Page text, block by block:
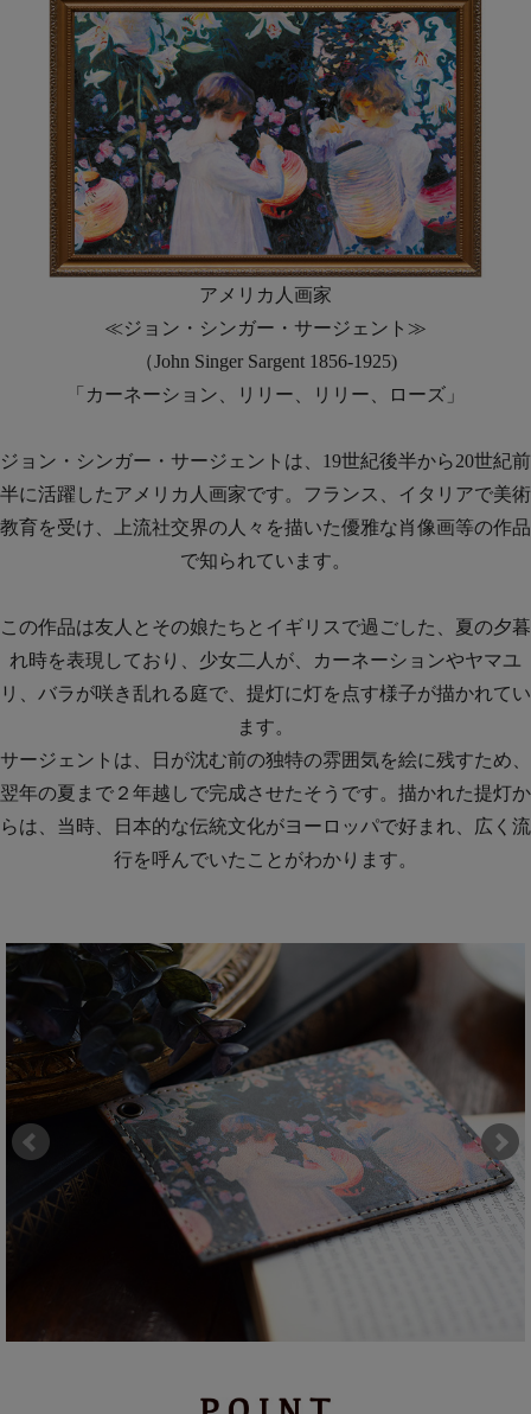
アメリカ人画家
≪ジョン・シンガー・サージェント≫
（John Singer Sargent 1856-1925)
「カーネーション、リリー、リリー、ローズ」
ジョン・シンガー・サージェントは、19世紀後半から20世紀前
半に活躍したアメリカ人画家です。フランス、イタリアで美術
教育を受け、上流社交界の人々を描いた優雅な肖像画等の作品
で知られています。
この作品は友人とその娘たちとイギリスで過ごした、夏の夕暮
れ時を表現しており、少女二人が、カーネーションやヤマユ
リ、バラが咲き乱れる庭で、提灯に灯を点す様子が描かれてい
ます。
サージェントは、日が沈む前の独特の雰囲気を絵に残すため、
翌年の夏まで２年越しで完成させたそうです。描かれた提灯か
らは、当時、日本的な伝統文化がヨーロッパで好まれ、広く流
行を呼んでいたことがわかります。